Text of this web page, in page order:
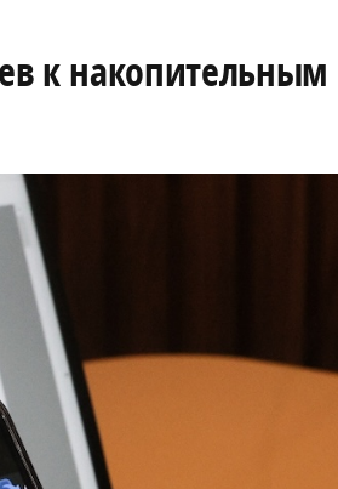
к накопительным